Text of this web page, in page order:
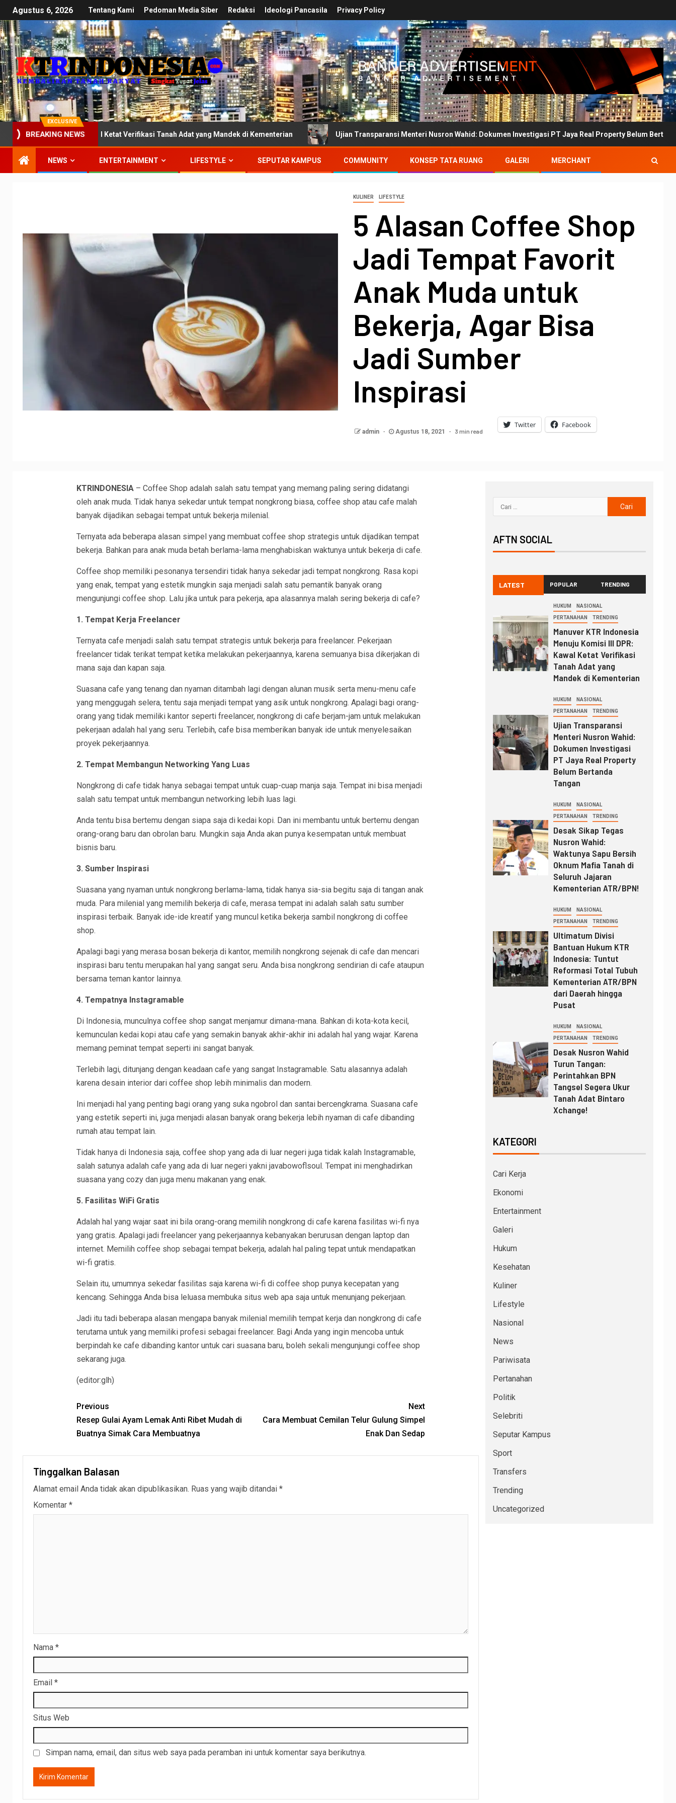
Agustus 6, 2026 Tentang Kami Pedoman Media Siber Redaksi Ideologi Pancasila Privacy Policy
EXCLUSIVE
BREAKING NEWS
III DPR: Kawal Ketat Verifikasi Tanah Adat yang Mandek di Kementerian Ujian Transparansi Menteri Nusron Wahid: Dokumen Investigasi PT Jaya Real Property Belum Bertanda Tangan
NEWS ENTERTAINMENT LIFESTYLE SEPUTAR KAMPUS COMMUNITY KONSEP TATA RUANG GALERI MERCHANT
KULINER LIFESTYLE
5 Alasan Coffee Shop
Jadi Tempat Favorit
Anak Muda untuk
Bekerja, Agar Bisa
Jadi Sumber
Inspirasi
admin Agustus 18, 2021 3 min read
Twitter Facebook
KTRINDONESIA– Coffee Shop adalah salah satu tempat yang memang paling sering didatangi
oleh anak muda. Tidak hanya sekedar untuk tempat nongkrong biasa, coffee shop atau cafe malah
banyak dijadikan sebagai tempat untuk bekerja milenial.
Ternyata ada beberapa alasan simpel yang membuat coffee shop strategis untuk dijadikan tempat
bekerja. Bahkan para anak muda betah berlama-lama menghabiskan waktunya untuk bekerja di cafe.
Coffee shop memiliki pesonanya tersendiri tidak hanya sekedar jadi tempat nongkrong. Rasa kopi
yang enak, tempat yang estetik mungkin saja menjadi salah satu pemantik banyak orang
mengunjungi coffee shop. Lalu jika untuk para pekerja, apa alasannya malah sering bekerja di cafe?
1. Tempat Kerja Freelancer
Ternyata cafe menjadi salah satu tempat strategis untuk bekerja para freelancer. Pekerjaan
freelancer tidak terikat tempat ketika melakukan pekerjaannya, karena semuanya bisa dikerjakan di
mana saja dan kapan saja.
Suasana cafe yang tenang dan nyaman ditambah lagi dengan alunan musik serta menu-menu cafe
yang menggugah selera, tentu saja menjadi tempat yang asik untuk nongkrong. Apalagi bagi orang-
orang yang tidak memiliki kantor seperti freelancer, nongkrong di cafe berjam-jam untuk melakukan
pekerjaan adalah hal yang seru. Terlebih, cafe bisa memberikan banyak ide untuk menyelesaikan
proyek pekerjaannya.
2. Tempat Membangun Networking Yang Luas
Nongkrong di cafe tidak hanya sebagai tempat untuk cuap-cuap manja saja. Tempat ini bisa menjadi
salah satu tempat untuk membangun networking lebih luas lagi.
Anda tentu bisa bertemu dengan siapa saja di kedai kopi. Dan ini membantu untuk bertemu dengan
orang-orang baru dan obrolan baru. Mungkin saja Anda akan punya kesempatan untuk membuat
bisnis baru.
3. Sumber Inspirasi
Suasana yang nyaman untuk nongkrong berlama-lama, tidak hanya sia-sia begitu saja di tangan anak
muda. Para milenial yang memilih bekerja di cafe, merasa tempat ini adalah salah satu sumber
inspirasi terbaik. Banyak ide-ide kreatif yang muncul ketika bekerja sambil nongkrong di coffee
shop.
Apalagi bagi yang merasa bosan bekerja di kantor, memilih nongkrong sejenak di cafe dan mencari
inspirasi baru tentu merupakan hal yang sangat seru. Anda bisa nongkrong sendirian di cafe ataupun
bersama teman kantor lainnya.
4. Tempatnya Instagramable
Di Indonesia, munculnya coffee shop sangat menjamur dimana-mana. Bahkan di kota-kota kecil,
kemunculan kedai kopi atau cafe yang semakin banyak akhir-akhir ini adalah hal yang wajar. Karena
memang peminat tempat seperti ini sangat banyak.
Terlebih lagi, ditunjang dengan keadaan cafe yang sangat Instagramable. Satu alasannya adalah
karena desain interior dari coffee shop lebih minimalis dan modern.
Ini menjadi hal yang penting bagi orang yang suka ngobrol dan santai bercengkrama. Suasana cafe
yang estetik seperti ini, juga menjadi alasan banyak orang bekerja lebih nyaman di cafe dibanding
rumah atau tempat lain.
Tidak hanya di Indonesia saja, coffee shop yang ada di luar negeri juga tidak kalah Instagramable,
salah satunya adalah cafe yang ada di luar negeri yakni javabowoflsoul. Tempat ini menghadirkan
suasana yang cozy dan juga menu makanan yang enak.
5. Fasilitas WiFi Gratis
Adalah hal yang wajar saat ini bila orang-orang memilih nongkrong di cafe karena fasilitas wi-fi nya
yang gratis. Apalagi jadi freelancer yang pekerjaannya kebanyakan berurusan dengan laptop dan
internet. Memilih coffee shop sebagai tempat bekerja, adalah hal paling tepat untuk mendapatkan
wi-fi gratis.
Selain itu, umumnya sekedar fasilitas saja karena wi-fi di coffee shop punya kecepatan yang
kencang. Sehingga Anda bisa leluasa membuka situs web apa saja untuk menunjang pekerjaan.
Jadi itu tadi beberapa alasan mengapa banyak milenial memilih tempat kerja dan nongkrong di cafe
terutama untuk yang memiliki profesi sebagai freelancer. Bagi Anda yang ingin mencoba untuk
berpindah ke cafe dibanding kantor untuk cari suasana baru, boleh sekali mengunjungi coffee shop
sekarang juga.
(editor:glh)
Previous
Resep Gulai Ayam Lemak Anti Ribet Mudah di
Buatnya Simak Cara Membuatnya
Next
Cara Membuat Cemilan Telur Gulung Simpel
Enak Dan Sedap
Tinggalkan Balasan
Alamat email Anda tidak akan dipublikasikan. Ruas yang wajib ditandai *
Komentar *
Nama *
Email *
Situs Web
Simpan nama, email, dan situs web saya pada peramban ini untuk komentar saya berikutnya.
AFTN SOCIAL
LATEST POPULAR TRENDING
HUKUM NASIONAL
PERTANAHAN TRENDING
Manuver KTR Indonesia
Menuju Komisi III DPR:
Kawal Ketat Verifikasi
Tanah Adat yang
Mandek di Kementerian
HUKUM NASIONAL
PERTANAHAN TRENDING
Ujian Transparansi
Menteri Nusron Wahid:
Dokumen Investigasi
PT Jaya Real Property
Belum Bertanda
Tangan
HUKUM NASIONAL
PERTANAHAN TRENDING
Desak Sikap Tegas
Nusron Wahid:
Waktunya Sapu Bersih
Oknum Mafia Tanah di
Seluruh Jajaran
Kementerian ATR/BPN!
HUKUM NASIONAL
PERTANAHAN TRENDING
Ultimatum Divisi
Bantuan Hukum KTR
Indonesia: Tuntut
Reformasi Total Tubuh
Kementerian ATR/BPN
dari Daerah hingga
Pusat
HUKUM NASIONAL
PERTANAHAN TRENDING
Desak Nusron Wahid
Turun Tangan:
Perintahkan BPN
Tangsel Segera Ukur
Tanah Adat Bintaro
Xchange!
KATEGORI
Cari Kerja
Ekonomi
Entertainment
Galeri
Hukum
Kesehatan
Kuliner
Lifestyle
Nasional
News
Pariwisata
Pertanahan
Politik
Selebriti
Seputar Kampus
Sport
Transfers
Trending
Uncategorized